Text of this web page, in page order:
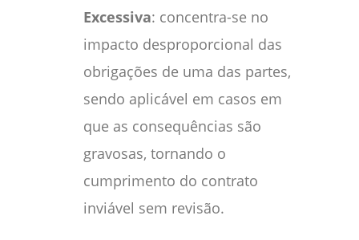
Excessiva: concentra-se no
impacto desproporcional das
obrigações de uma das partes,
sendo aplicável em casos em
que as consequências são
gravosas, tornando o
cumprimento do contrato
inviável sem revisão.